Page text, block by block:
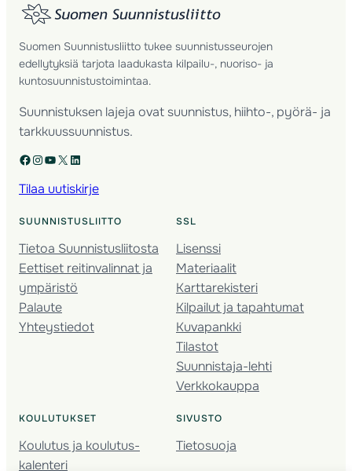
Suomen Suunnistusliitto tukee suunnistusseurojen
edellytyksiä tarjota laadukasta kilpailu-, nuoriso- ja
kuntosuunnistustoimintaa.
Suunnistuksen lajeja ovat suunnistus, hiihto-, pyörä- ja
tarkkuussuunnistus.
Facebook Instagram YouTube X LinkedIn
Tilaa uutiskirje
SUUNNISTUSLIITTO
Tietoa Suunnistusliitosta
Eettiset reitinvalinnat ja
ympäristö
Palaute
Yhteystiedot
SSL
Lisenssi
Materiaalit
Karttarekisteri
Kilpailut ja tapahtumat
Kuvapankki
Tilastot
Suunnistaja-lehti
Verkkokauppa
KOULUTUKSET
Koulutus ja koulutus­
kalenteri
SIVUSTO
Tietosuoja